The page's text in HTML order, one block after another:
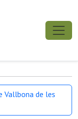
Vallbona de les